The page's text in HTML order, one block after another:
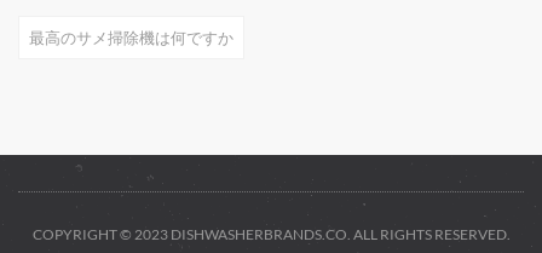
最高のサメ掃除機は何ですか
COPYRIGHT © 2023 DISHWASHERBRANDS.CO. ALL RIGHTS RESERVED.